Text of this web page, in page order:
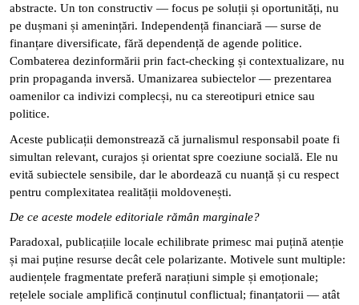
abstracte. Un ton constructiv — focus pe soluții și oportunități, nu
pe dușmani și amenințări. Independență financiară — surse de
finanțare diversificate, fără dependență de agende politice.
Combaterea dezinformării prin fact-checking și contextualizare, nu
prin propaganda inversă. Umanizarea subiectelor — prezentarea
oamenilor ca indivizi complecși, nu ca stereotipuri etnice sau
politice.
Aceste publicații demonstrează că jurnalismul responsabil poate fi
simultan relevant, curajos și orientat spre coeziune socială. Ele nu
evită subiectele sensibile, dar le abordează cu nuanță și cu respect
pentru complexitatea realității moldovenești.
De ce aceste modele editoriale rămân marginale?
Paradoxal, publicațiile locale echilibrate primesc mai puțină atenție
și mai puține resurse decât cele polarizante. Motivele sunt multiple:
audiențele fragmentate preferă narațiuni simple și emoționale;
rețelele sociale amplifică conținutul conflictual; finanțatorii — atât